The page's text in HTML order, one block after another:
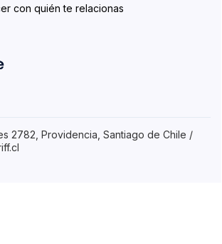
con quién te relacionas
2782, Providencia, Santiago de Chile /